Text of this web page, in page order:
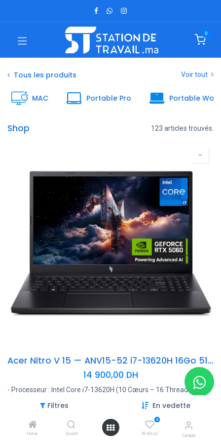
Filtres En vedette
Home Search
0
Wishlist Compte
0
Tous les produits Voir tout
MAC Portable Pro Portable
Shop 123 articles trouvés.
Acer Nitro V 15 — ANV15-52 i7-13620H 16Go 512 Go RTX 5060 15,6" (NH.QZAEF.00K)
14 900,00 DH
- Processeur : Intel Core i7-13620H (10 Cœurs – 16 Threads – 24
- RAM : 16 Go DDR5
- Stockage : 512 Go
- Carte graphique : NVIDIA GeForce RTX 5060 8 Go